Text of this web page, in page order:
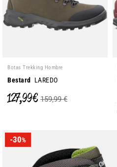
Botas Trekking Hombre
Bestard LAREDO
127,99 € 159,99 €
-30%